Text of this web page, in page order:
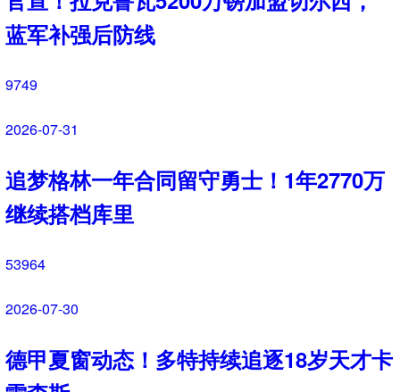
五大联赛分别是哪几个？五大联赛实力
与区别科普
9596
2026-08-04
切尔西持续补强！蓝军敲定多笔引援，
夏窗投入稳居英超前列
5433
2026-08-03